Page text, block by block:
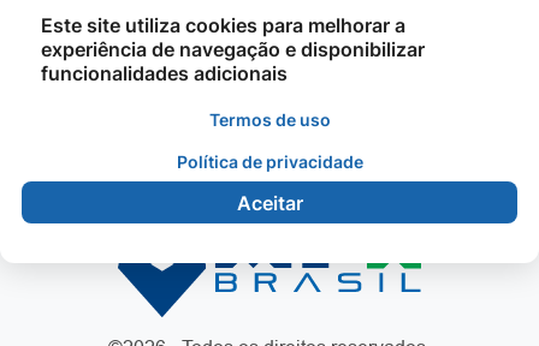
Rua Alceu Rossi, nº 351, Sala 03
Centro - Paranaíta/MT
Este site utiliza cookies para melhorar a
experiência de navegação e disponibilizar
funcionalidades adicionais
Termos de uso
Política de privacidade
Aceitar